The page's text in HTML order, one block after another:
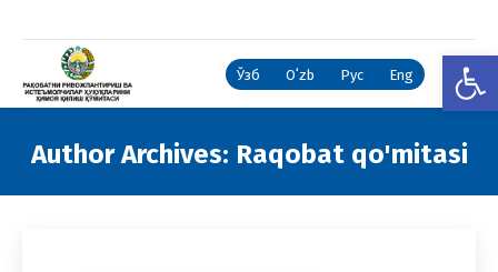
Ўзб Oʻzb Рус Eng
Author Archives: Raqobat qo'mitasi